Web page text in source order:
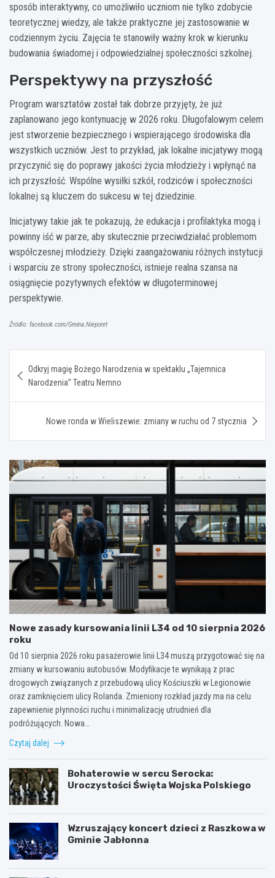
sposób interaktywny, co umożliwiło uczniom nie tylko zdobycie
teoretycznej wiedzy, ale także praktyczne jej zastosowanie w
codziennym życiu. Zajęcia te stanowiły ważny krok w kierunku
budowania świadomej i odpowiedzialnej społeczności szkolnej.
Perspektywy na przyszłość
Program warsztatów został tak dobrze przyjęty, że już
zaplanowano jego kontynuację w 2026 roku. Długofalowym celem
jest stworzenie bezpiecznego i wspierającego środowiska dla
wszystkich uczniów. Jest to przykład, jak lokalne inicjatywy mogą
przyczynić się do poprawy jakości życia młodzieży i wpłynąć na
ich przyszłość. Wspólne wysiłki szkół, rodziców i społeczności
lokalnej są kluczem do sukcesu w tej dziedzinie.
Inicjatywy takie jak te pokazują, że edukacja i profilaktyka mogą i
powinny iść w parze, aby skutecznie przeciwdziałać problemom
współczesnej młodzieży. Dzięki zaangażowaniu różnych instytucji
i wsparciu ze strony społeczności, istnieje realna szansa na
osiągnięcie pozytywnych efektów w długoterminowej
perspektywie.
Źródło: facebook.com/Gmina.Nieporet
wpisu
Odkryj magię Bożego Narodzenia w spektaklu „Tajemnica
Narodzenia” Teatru Nemno
Nowe ronda w Wieliszewie: zmiany w ruchu od 7 stycznia
Nowe zasady kursowania linii L34 od 10 sierpnia 2026
roku
Od 10 sierpnia 2026 roku pasażerowie linii L34 muszą przygotować się na
zmiany w kursowaniu autobusów. Modyfikacje te wynikają z prac
drogowych związanych z przebudową ulicy Kościuszki w Legionowie
oraz zamknięciem ulicy Rolanda. Zmieniony rozkład jazdy ma na celu
zapewnienie płynności ruchu i minimalizację utrudnień dla
podróżujących. Nowa…
Czytaj dalej
Bohaterowie w sercu Serocka:
Uroczystości Święta Wojska Polskiego
Wzruszający koncert dzieci z Raszkowa w
Gminie Jabłonna